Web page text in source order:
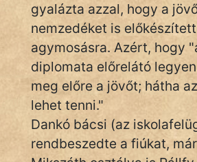
FILM
ÉLETMÓD
MAGYARSÁG
TÖRTÉNELEM
Népszerű szerzőink:
gyalázta azzal, hogy a
nemzedéket is
agymosásra. Azért, hogy
diplomata előrelátó
meg előre a jövőt; hátha
lehet tenni."
Dankó bácsi (az
rendbeszedte a fiúkat,